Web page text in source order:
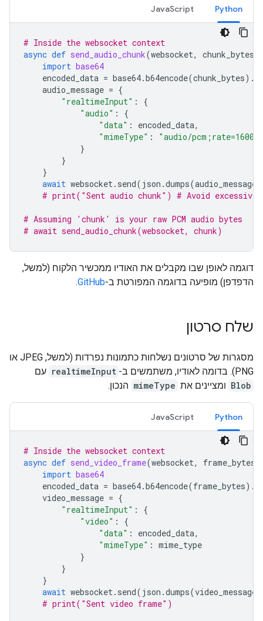
Python
JavaScript
# Inside the websocket context
async def send_audio_chunk(websocket, chunk_bytes
import base64
encoded_data = base64.b64encode(chunk_bytes) .
audio_message = {
"realtimeInput" :
{
"audio" :
{
"data" : encoded_data,
"mimeType" :
"audio/
}
}
}
await websocket. send( json .dumps(audio_message
# print("Sent audio chunk") # Avoid excessive
# Assuming 'chunk' is your raw PCM audio bytes
# await send_audio_chunk(websocket, chunk)
דוגמה לאופן שבו מקבלים את האודיו ממכשיר הלקוח (למשל,
הדפדפן) מופיעה בדוגמה המפורטת ב-GitHub
.
שלח סרטון
מסגרות של סרטונים נשלחות כתמונות נפרדות (למשל, JPEG או
PNG). בדומה לאודיו, משתמשים ב-
realtimeInput עם
Blob ומציינים את mimeType הנכון.
Python
JavaScript
# Inside the websocket context
async def send_video_frame(websocket, frame_bytes
import base64
encoded_data = base64.b64encode(frame_bytes) .
video_message = {
"realtimeInput" :
{
"video" :
{
"data" : encoded_data,
"mimeType" : mime_type
}
}
}
await websocket. send( json .dumps(video_message
# print("Sent video frame")